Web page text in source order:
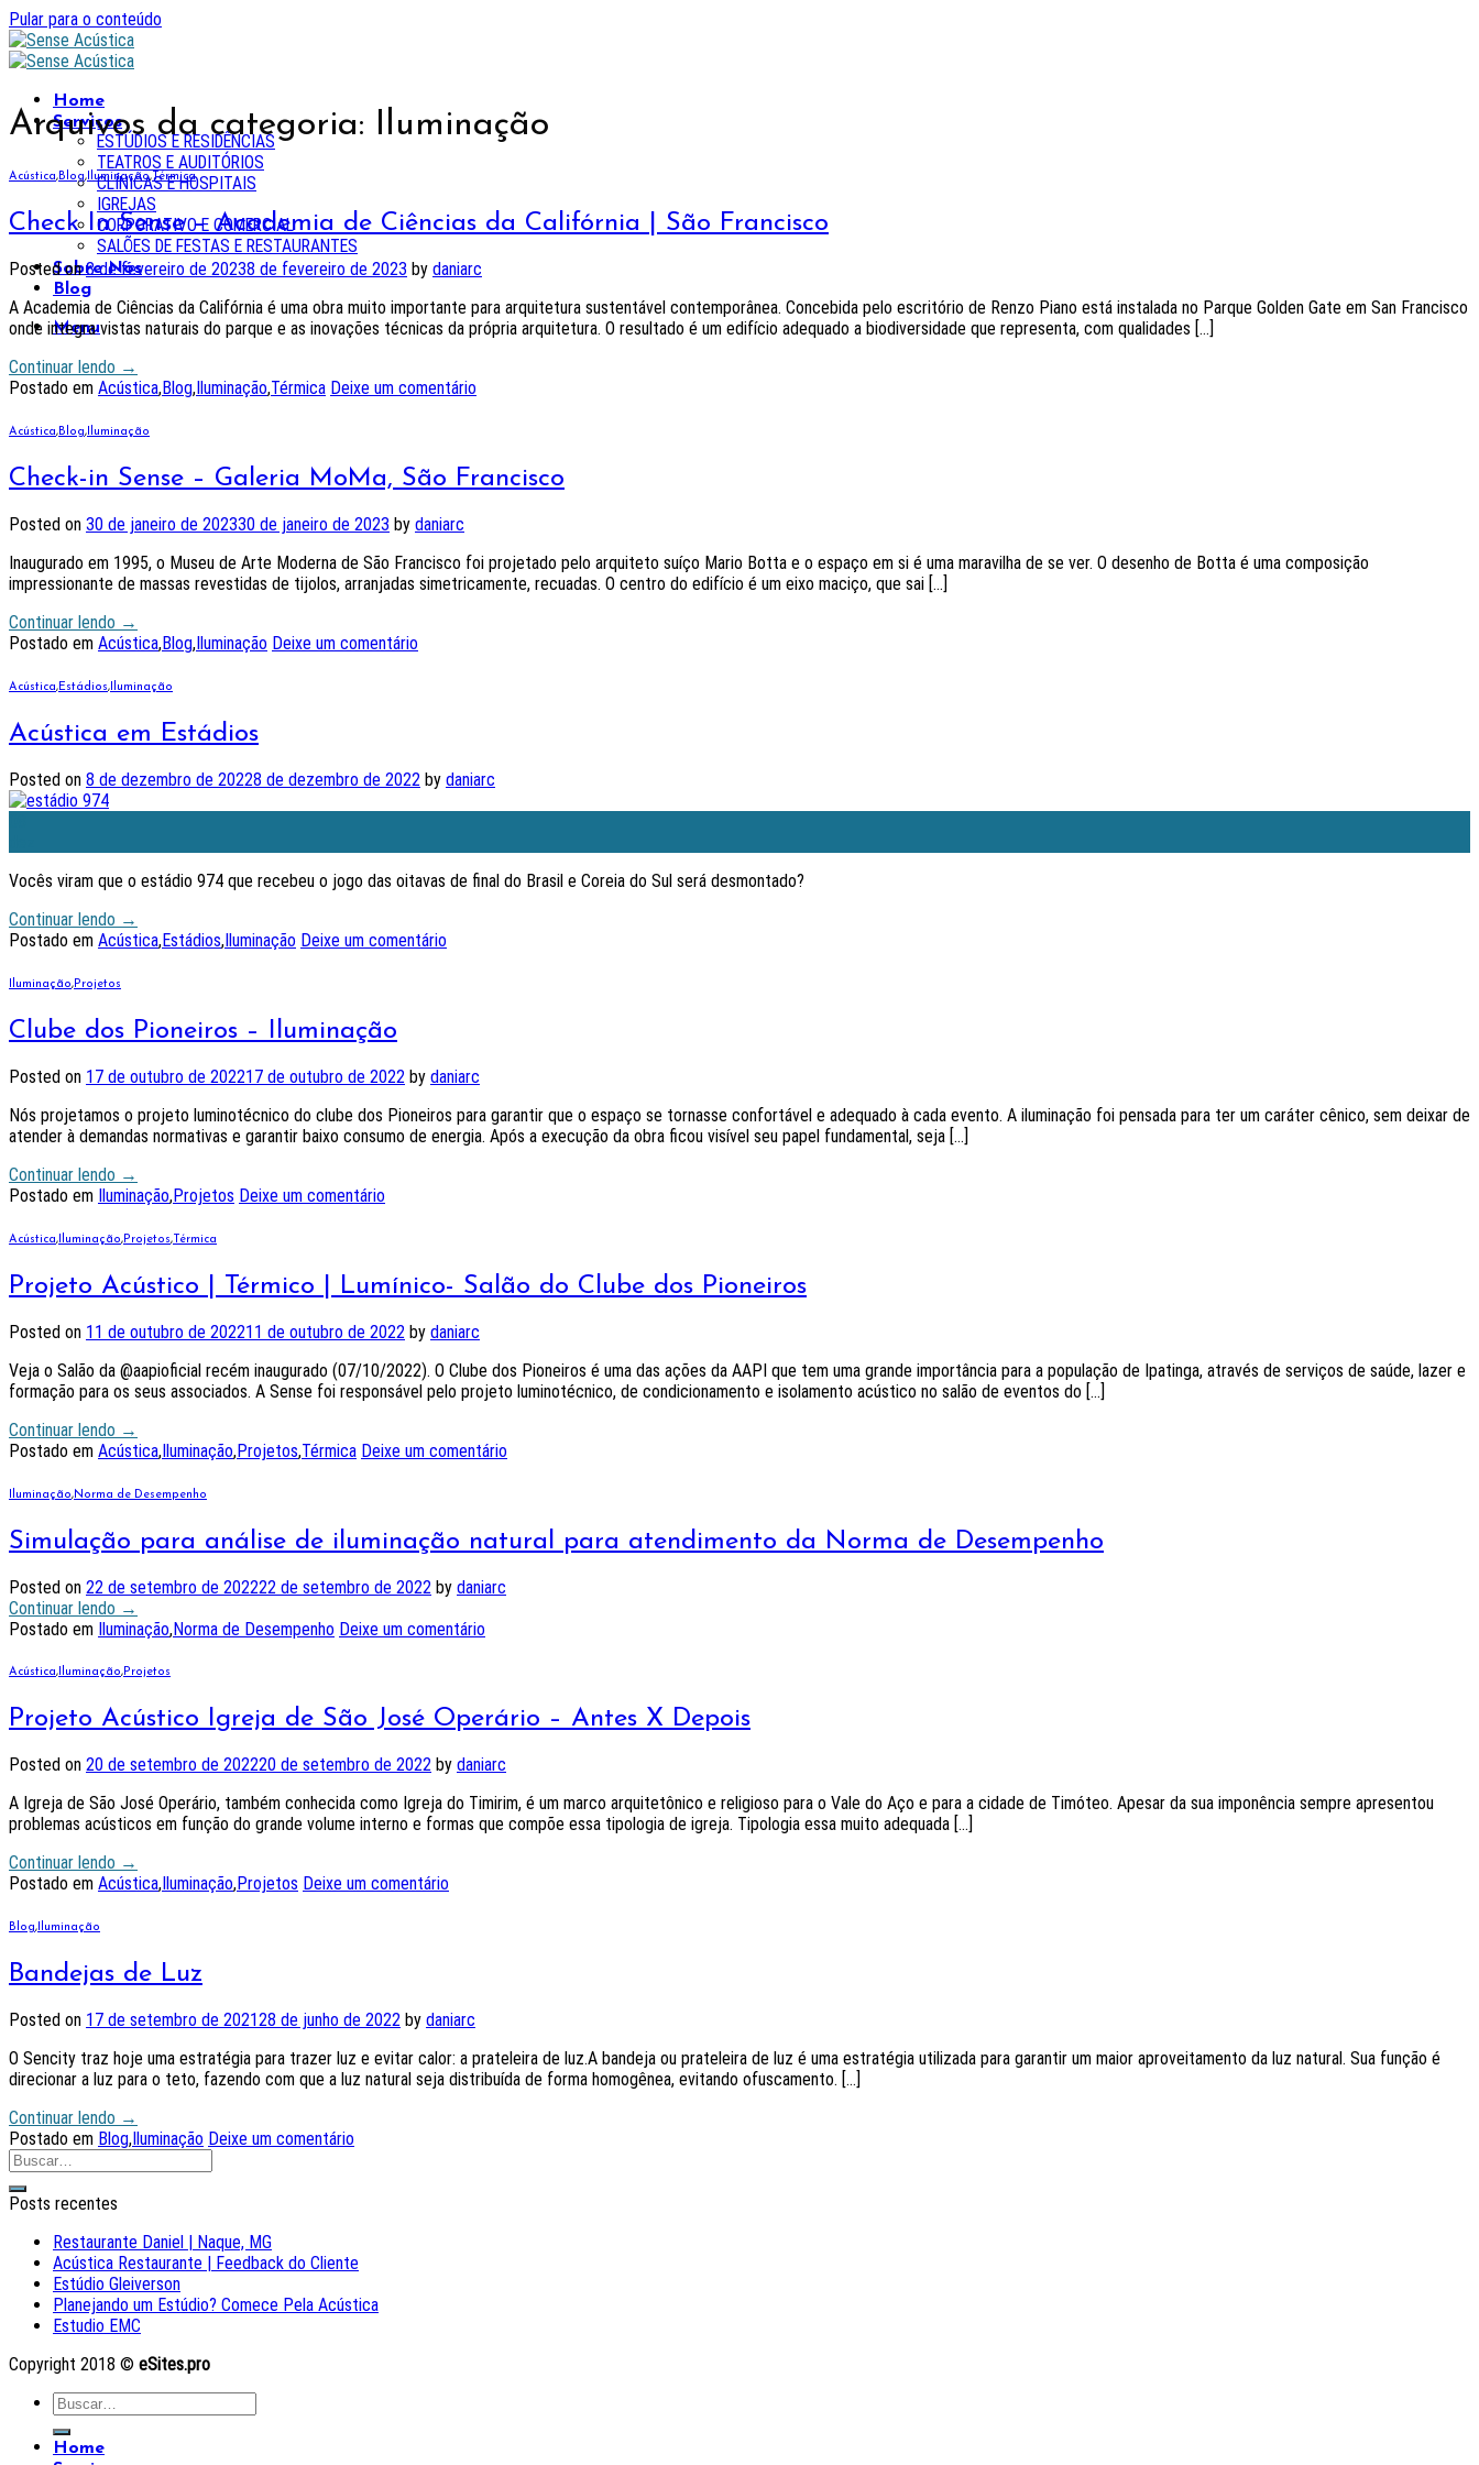
Pular para o conteúdo
Home
Serviços
ESTÚDIOS E RESIDÊNCIAS
TEATROS E AUDITÓRIOS
CLÍNICAS E HOSPITAIS
IGREJAS
CORPORATIVO E COMERCIAL
SALÕES DE FESTAS E RESTAURANTES
Sobre Nós
Blog
Menu
Arquivos da categoria: Iluminação
Acústica,Blog,Iluminação,Térmica
Check In Sense – Academia de Ciências da Califórnia | São Francisco
Posted on8 de fevereiro de 20238 de fevereiro de 2023 by daniarc
A Academia de Ciências da Califórnia é uma obra muito importante para arquitetura sustentável contemporânea. Concebida pelo escritório de Renzo Piano está instalada no Parque Golden Gate em San Francisco
onde integra vistas naturais do parque e as inovações técnicas da própria arquitetura. O resultado é um edifício adequado a biodiversidade que representa, com qualidades […]
Continuar lendo →
Postado em Acústica,Blog, Iluminação,Térmica Deixe um comentário
Acústica,Blog,Iluminação
Check-in Sense – Galeria MoMa, São Francisco
Posted on 30 de janeiro de 202330 de janeiro de 2023 by daniarc
Inaugurado em 1995, o Museu de Arte Moderna de São Francisco foi projetado pelo arquiteto suíço Mario Botta e o espaço em si é uma maravilha de se ver. O desenho de Botta é uma composição
impressionante de massas revestidas de tijolos, arranjadas simetricamente, recuadas. O centro do edifício é um eixo maciço, que sai […]
Continuar lendo →
Postado em Acústica,Blog,Iluminação Deixe um comentário
Acústica,Estádios, Iluminação
Acústica em Estádios
Posted on 8 de dezembro de 20228 de dezembro de 2022 by daniarc
Vocês viram que o estádio 974 que recebeu o jogo das oitavas de final do Brasil e Coreia do Sul será desmontado?
Continuar lendo →
Postado em Acústica,Estádios,Iluminação Deixe um comentário
Iluminação,Projetos
Clube dos Pioneiros – Iluminação
Posted on 17 de outubro de 202217 de outubro de 2022 by daniarc
Nós projetamos o projeto luminotécnico do clube dos Pioneiros para garantir que o espaço se tornasse confortável e adequado à cada evento. A iluminação foi pensada para ter um caráter cênico, sem deixar de
atender à demandas normativas e garantir baixo consumo de energia. Após a execução da obra ficou visível seu papel fundamental, seja […]
Continuar lendo →
Postado em Iluminação,Projetos Deixe um comentário
Acústica, Iluminação,Projetos, Térmica
Projeto Acústico | Térmico | Lumínico- Salão do Clube dos Pioneiros
Posted on 11 de outubro de 202211 de outubro de 2022 by daniarc
Veja o Salão da @aapioficial recém inaugurado (07/10/2022). O Clube dos Pioneiros é uma das ações da AAPI que tem uma grande importância para a população de Ipatinga, através de serviços de saúde, lazer e
formação para os seus associados. A Sense foi responsável pelo projeto luminotécnico, de condicionamento e isolamento acústico no salão de eventos do […]
Continuar lendo →
Postado em Acústica,Iluminação,Projetos,Térmica Deixe um comentário
Iluminação,Norma de Desempenho
Simulação para análise de iluminação natural para atendimento da Norma de Desempenho
Posted on 22 de setembro de 202222 de setembro de 2022 by daniarc
Continuar lendo →
Postado em Iluminação,Norma de Desempenho Deixe um comentário
Acústica,Iluminação,Projetos
Projeto Acústico Igreja de São José Operário – Antes X Depois
Posted on 20 de setembro de 202220 de setembro de 2022 by daniarc
A Igreja de São José Operário, também conhecida como Igreja do Timirim, é um marco arquitetônico e religioso para o Vale do Aço e para a cidade de Timóteo. Apesar da sua imponência sempre apresentou
problemas acústicos em função do grande volume interno e formas que compõe essa tipologia de igreja. Tipologia essa muito adequada […]
Continuar lendo →
Postado em Acústica, Iluminação,Projetos Deixe um comentário
Blog,Iluminação
Bandejas de Luz
Posted on 17 de setembro de 202128 de junho de 2022 by daniarc
O Sencity traz hoje uma estratégia para trazer luz e evitar calor: a prateleira de luz.A bandeja ou prateleira de luz é uma estratégia utilizada para garantir um maior aproveitamento da luz natural. Sua função é
direcionar a luz para o teto, fazendo com que a luz natural seja distribuída de forma homogênea, evitando ofuscamento. […]
Continuar lendo →
Postado em Blog, Iluminação Deixe um comentário
Posts recentes
Restaurante Daniel | Naque, MG
Acústica Restaurante | Feedback do Cliente
Estúdio Gleiverson
Planejando um Estúdio? Comece Pela Acústica
Estudio EMC
Copyright 2018 © eSites.pro
Home